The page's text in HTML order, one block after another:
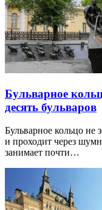
Бульварное
десять бульваров
Бульварное кольцо не
и проходит через
занимает почти…